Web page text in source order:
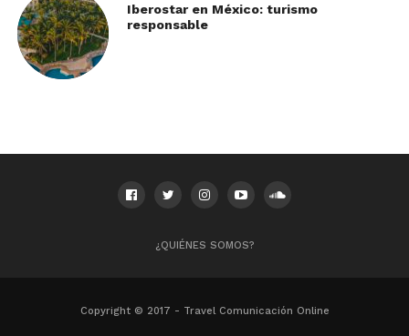
Iberostar en México: turismo
responsable
¿QUIÉNES SOMOS?
Copyright © 2017 - Travel Comunicación Online